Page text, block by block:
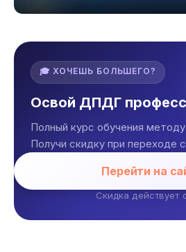
🎓 ХОЧЕШЬ БОЛЬШЕГО?
Освой ДПДГ
Полный курс обучения
Получи скидку при переходе
Перейти на
Скидка действует